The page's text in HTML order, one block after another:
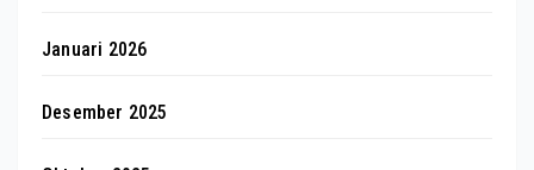
Januari 2026
Desember 2025